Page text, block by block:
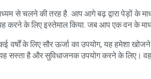
से चलने की तरह है. आप आगे बढ़ द्वारा पेड़ों के
करने के लिए इस्तेमाल किया. जब आप एक वन के
वर्षों के लिए सौर ऊर्जा का उपयोग, यह हमेशा
यह सस्ता है और सुविधाजनक उपयोग करने के लिए।